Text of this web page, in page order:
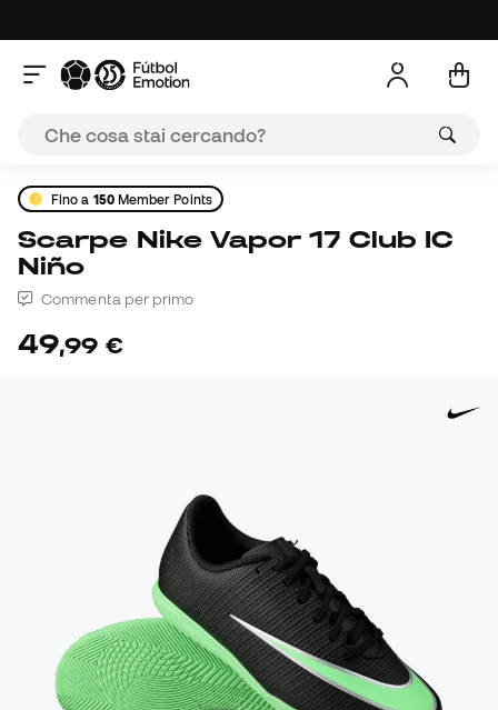
Fino a 150Member Points
Scarpe Nike Vapor 17 Club IC
Niño
Commenta per primo
49,99 €